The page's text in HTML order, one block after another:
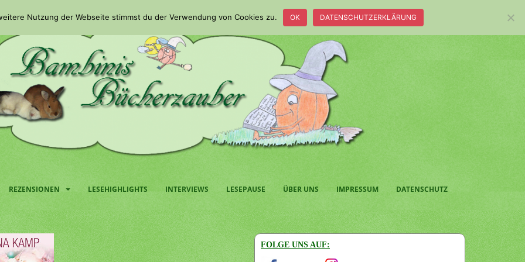
REZENSIONEN LESEHIGHLIGHTS INTERVIEWS LESEPAUSE ÜBER UNS IMPRESSUM DATENSCHUTZ
FOLGE UNS AUF:
Nutzung der Webseite stimmst du der Verwendung von Cookies zu. OK DATENSCHUTZERKLÄRUNG